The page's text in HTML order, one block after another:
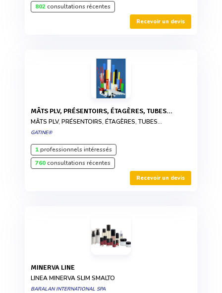
802consultations récentes
Recevoir un devis
MÂTS PLV, PRÉSENTOIRS, ÉTAGÈRES, TUBES...
MÂTS PLV, PRÉSENTOIRS, ÉTAGÈRES, TUBES...
GATINE®
1professionnels intéressés
760consultations récentes
Recevoir un devis
MINERVA LINE
LINEA MINERVA SLIM SMALTO
BARALAN INTERNATIONAL SPA